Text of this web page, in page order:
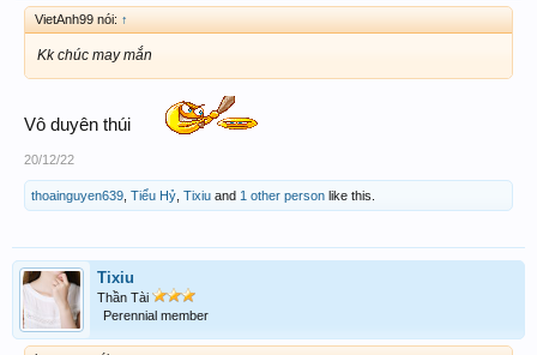
VietAnh99 nói: ↑
Kk chúc may mắn
Vô duyên thúi
20/12/22
thoainguyen639 Tiểu Hỷ Tixiu and 1 other person like this.
Tixiu
Thần Tài
Perennial member